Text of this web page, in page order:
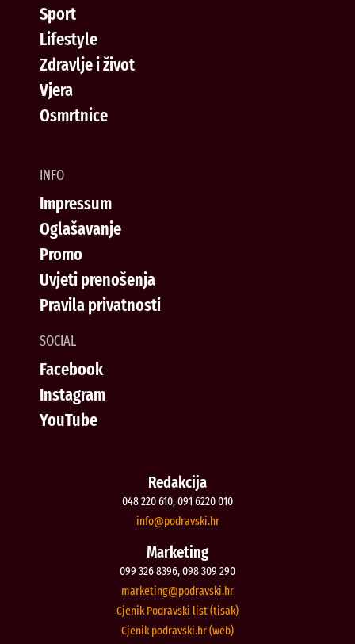
Sport
Lifestyle
Zdravlje i život
Vjera
Osmrtnice
INFO
Impressum
Oglašavanje
Promo
Uvjeti prenošenja
Pravila privatnosti
SOCIAL
Facebook
Instagram
YouTube
Redakcija
048 220 610, 091 6220 010
rh.iksvardop
@ofni
Marketing
099 326 8396, 098 309 290
rh.iksvardop
@gnitekram
Cjenik Podravski list (tisak)
Cjenik podravski.hr (web)